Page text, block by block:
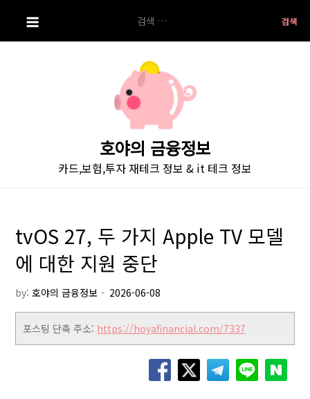
i
색:
호야의 금융정보
카드,보험,투자 재테크 정보 & it 테크 정보
tvOS 27, 두 가지 Apple TV 모델
에 대한 지원 중단
by:호야의 금융정보
포스팅 단축 주소: https://hoyafinancial.com/7337